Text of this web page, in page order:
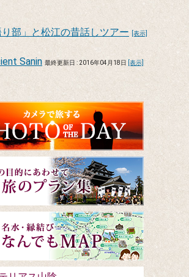
り部」と松江の昔話しツアー [表示]
Sanin 最終更新日 : 2016年04月18日 [表示]